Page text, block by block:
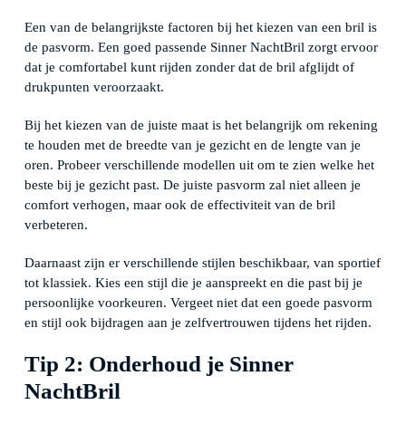
Een van de belangrijkste factoren bij het kiezen van een bril is
de pasvorm. Een goed passende Sinner NachtBril zorgt ervoor
dat je comfortabel kunt rijden zonder dat de bril afglijdt of
drukpunten veroorzaakt.
Bij het kiezen van de juiste maat is het belangrijk om rekening
te houden met de breedte van je gezicht en de lengte van je
oren. Probeer verschillende modellen uit om te zien welke het
beste bij je gezicht past. De juiste pasvorm zal niet alleen je
comfort verhogen, maar ook de effectiviteit van de bril
verbeteren.
Daarnaast zijn er verschillende stijlen beschikbaar, van sportief
tot klassiek. Kies een stijl die je aanspreekt en die past bij je
persoonlijke voorkeuren. Vergeet niet dat een goede pasvorm
en stijl ook bijdragen aan je zelfvertrouwen tijdens het rijden.
Tip 2: Onderhoud je Sinner
NachtBril